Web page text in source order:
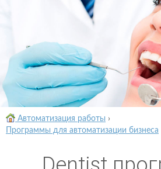
Автоматизация работы ›
Программы для автоматизации бизнеса